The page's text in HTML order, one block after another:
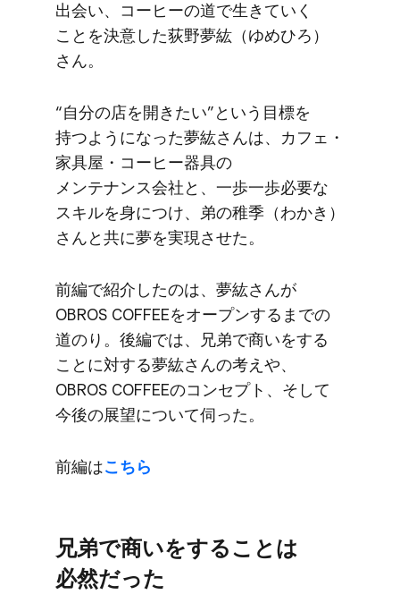
出会い、​コーヒーの​道で​生きていく​
ことを​決意した​荻野夢紘​（ゆめ​ひろ）
さん。
“自分の​店を​開きたい”と​いう​目標を​
持つようになった​夢紘さんは、​カフェ・
家具屋・コーヒー器具の​
メンテナンス会社と、​一歩​一歩必要な​
スキルを​身に​つけ、​弟の​稚季​（わかき）
さんと​共に​夢を​実現させた。
前編で​紹介したのは、​夢紘さんが​
OBROS COFFEEを​オープンするまでの​
道のり。​後編では、​兄弟で​商いを​する​
ことに​対する​夢紘さんの​考えや、​
OBROS COFFEEの​コンセプト、​そして​
今後の​展望に​ついて​伺った。
前編は​こちら
兄弟で​商いを​する​ことは​
必然だった